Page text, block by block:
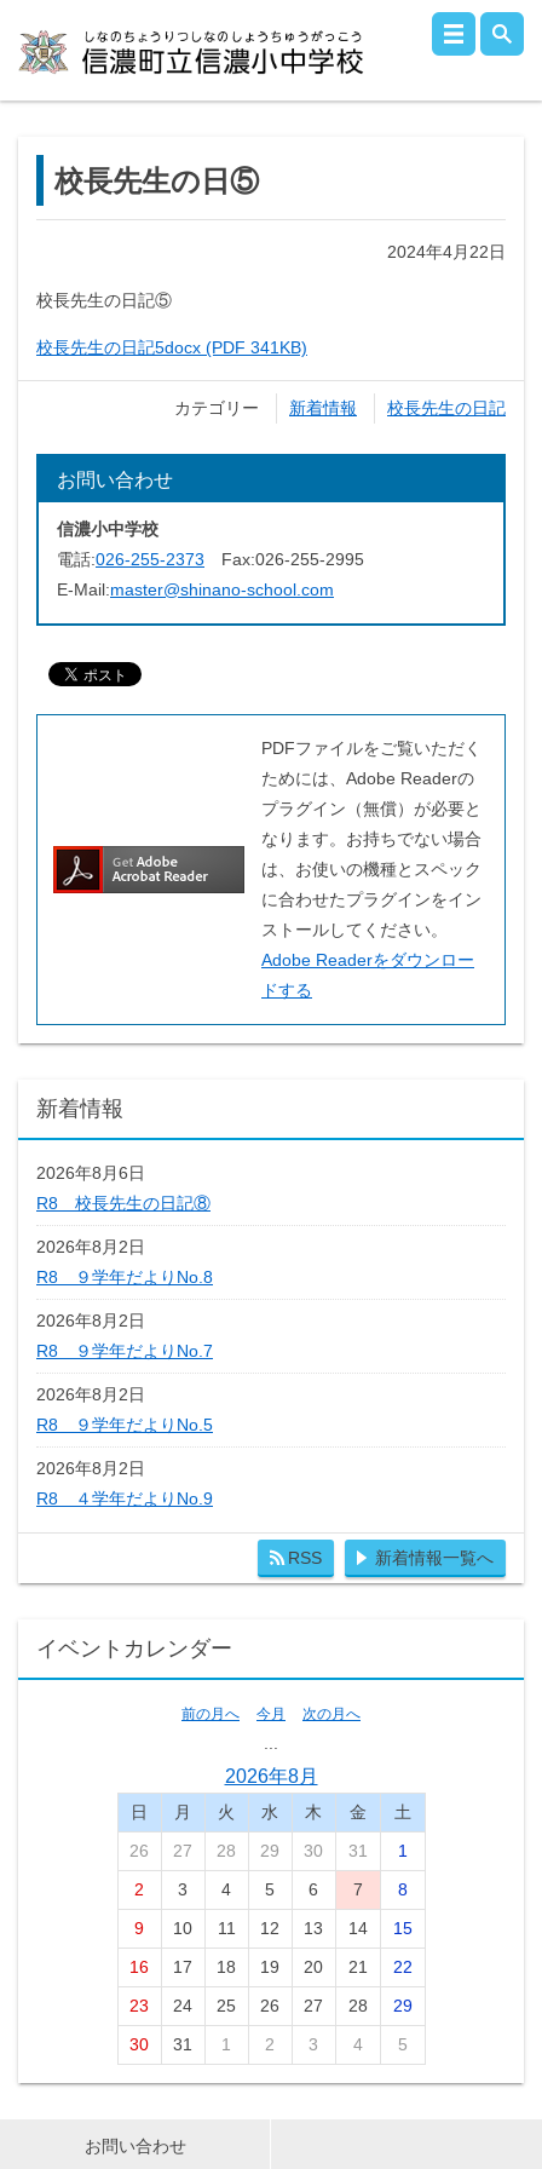
校長先生の日⑤
2024年4月22日
校長先生の日記⑤
校長先生の日記5docx (PDF 341KB)
カテゴリー 新着情報 校長先生の日記
お問い合わせ
信濃小中学校
電話:026-255-2373 Fax:026-255-2995
E-Mail:master@shinano-school.com
PDFファイルをご覧いただく
ためには、Adobe Readerの
プラグイン（無償）が必要と
なります。お持ちでない場合
は、お使いの機種とスペック
に合わせたプラグインをイン
ストールしてください。
Adobe Readerをダウンロー
ドする
新着情報
2026年8月6日
R8 校長先生の日記⑧
2026年8月2日
R8 ９学年だよりNo.8
2026年8月2日
R8 ９学年だよりNo.7
2026年8月2日
R8 ９学年だよりNo.5
2026年8月2日
R8 ４学年だよりNo.9
RSS 新着情報一覧へ
イベントカレンダー
前の月へ 今月 次の月へ
...
2026年8月
日 月 火 水 木 金
土
26
27 28 29 30 31
1
2
3 4 5 6 7
8
9
10 11 12 13 14
15
16
17 18 19 20 21
22
23
24 25 26 27 28
29
30
31 1 2 3 4 5
お問い合わせ